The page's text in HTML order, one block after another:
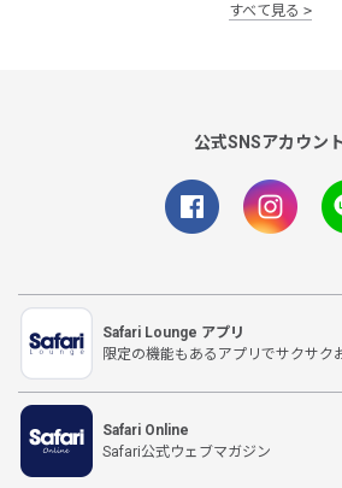
すべて見る
公式SNSアカウン
Safari Lounge アプリ
限定の機能もあるアプリでサクサク
Safari Online
Safari公式ウェブマガジン